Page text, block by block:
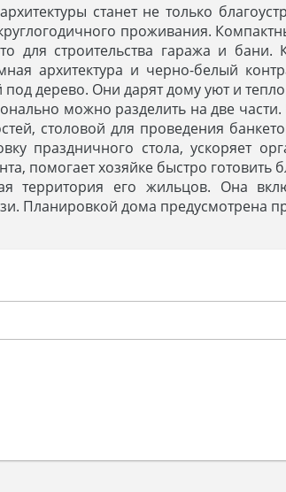
станет не только
проживания.
для строительства гаража и
архитектура и черно-белый
дерево. Они дарят дому уют и
можно разделить на две
столовой для проведения
праздничного стола, ускоряет
помогает хозяйке быстро готовить
территория его жильцов. Она
Планировкой дома предусмотрена